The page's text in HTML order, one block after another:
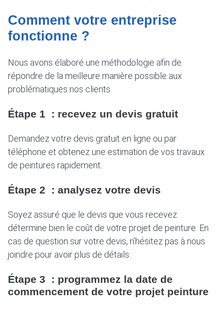
Comment votre entreprise
fonctionne ?
Nous avons élaboré une méthodologie afin de
répondre de la meilleure manière possible aux
problématiques nos clients.
Étape 1 : recevez un devis gratuit
Demandez votre devis gratuit en ligne ou par
téléphone et obtenez une estimation de vos travaux
de peintures rapidement.
Étape 2 : analysez votre devis
Soyez assuré que le devis que vous recevez
détermine bien le coût de votre projet de peinture. En
cas de question sur votre devis, n’hésitez pas à nous
joindre pour avoir plus de détails.
Étape 3 : programmez la date de
commencement de votre projet peinture